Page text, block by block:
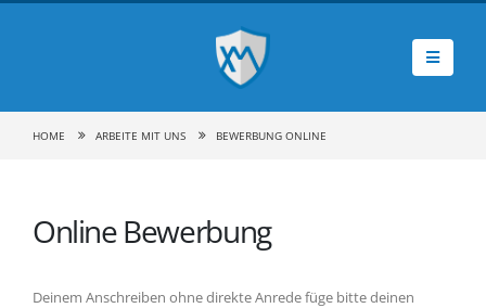
HOME ARBEITE MIT UNS BEWERBUNG ONLINE
Online Bewerbung
Deinem Anschreiben ohne direkte Anrede füge bitte deinen